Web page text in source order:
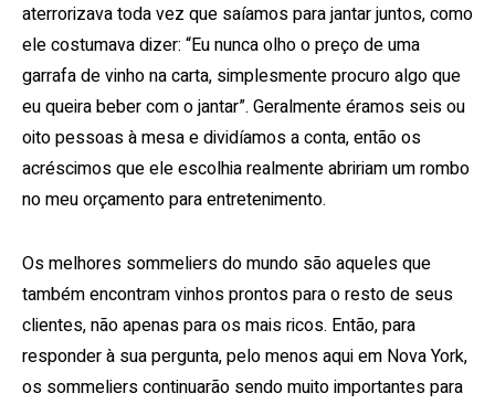
aterrorizava toda vez que saíamos para jantar juntos, como
ele costumava dizer: “Eu nunca olho o preço de uma
garrafa de vinho na carta, simplesmente procuro algo que
eu queira beber com o jantar”. Geralmente éramos seis ou
oito pessoas à mesa e dividíamos a conta, então os
acréscimos que ele escolhia realmente abririam um rombo
no meu orçamento para entretenimento.
Os melhores sommeliers do mundo são aqueles que
também encontram vinhos prontos para o resto de seus
clientes, não apenas para os mais ricos. Então, para
responder à sua pergunta, pelo menos aqui em Nova York,
os sommeliers continuarão sendo muito importantes para